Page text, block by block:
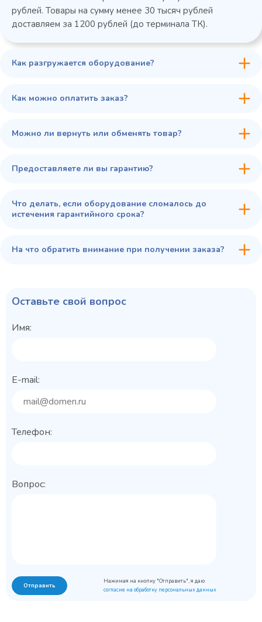
45 900 ₽
рублей. Товары на сумму менее 30 тысяч рублей
доставляем за 1200 рублей (до терминала ТК).
Как разгружается оборудование?
Как можно оплатить заказ?
Можно ли вернуть или обменять товар?
Предоставляете ли вы гарантию?
Что делать, если оборудование сломалось до
истечения гарантийного срока?
На что обратить внимание при получении заказа?
Оставьте свой вопрос
Имя:
E-mail:
Телефон:
Вопрос:
Отправить
Нажимая на кнопку "Отправить", я даю
согласие на обработку персональных данных